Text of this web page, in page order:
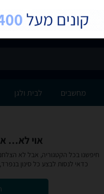
מחשבים לבית ולגן
אוי לא…
חיפשנו בכל הקטגוריה, אבל לא
כדאי לנסות לבצע כל סינון